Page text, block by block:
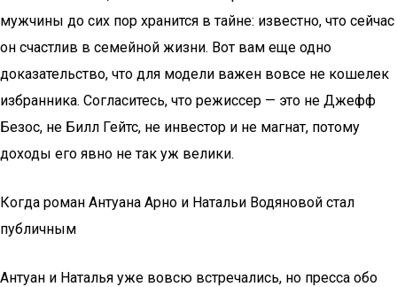
мужчины до сих пор хранится в тайне: известно, что сейчас
он счастлив в семейной жизни. Вот вам еще одно
доказательство, что для модели важен вовсе не кошелек
избранника. Согласитесь, что режиссер — это не Джефф
Безос, не Билл Гейтс, не инвестор и не магнат, потому
доходы его явно не так уж велики.
Когда роман Антуана Арно и Натальи Водяновой стал
публичным
Антуан и Наталья уже вовсю встречались, но пресса обо